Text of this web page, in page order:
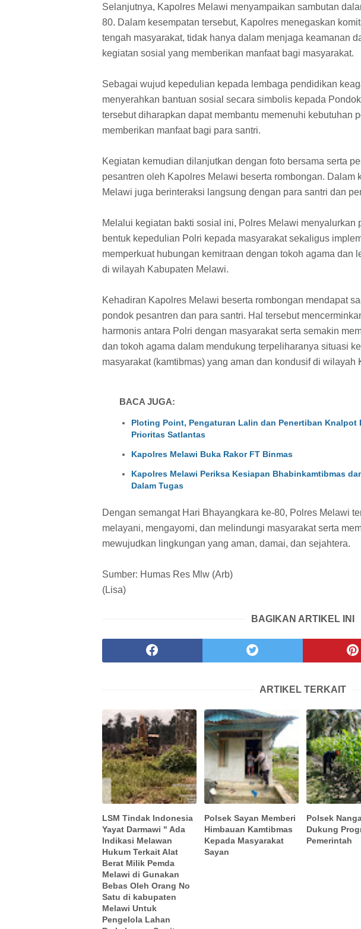
Selanjutnya, Kapolres Melawi menyampaikan sambutan
80. Dalam kesempatan tersebut, Kapolres menegaskan
tengah masyarakat, tidak hanya dalam menjaga keamanan
kegiatan sosial yang memberikan manfaat bagi masyarakat.
Sebagai wujud kepedulian kepada lembaga pendidikan
menyerahkan bantuan sosial secara simbolis kepada
tersebut diharapkan dapat membantu memenuhi kebutuhan
memberikan manfaat bagi para santri.
Kegiatan kemudian dilanjutkan dengan foto bersama serta
pesantren oleh Kapolres Melawi beserta rombongan. Dalam
Melawi juga berinteraksi langsung dengan para santri dan
Melalui kegiatan bakti sosial ini, Polres Melawi menyalurkan
bentuk kepedulian Polri kepada masyarakat sekaligus
memperkuat hubungan kemitraan dengan tokoh agama dan
di wilayah Kabupaten Melawi.
Kehadiran Kapolres Melawi beserta rombongan mendapat
pondok pesantren dan para santri. Hal tersebut
harmonis antara Polri dengan masyarakat serta semakin
dan tokoh agama dalam mendukung terpeliharanya situasi
masyarakat (kamtibmas) yang aman dan kondusif di wilayah
BACA JUGA:
Ploting Point, Pengaturan Lalin dan Penertiban Knalpot
Prioritas Satlantas
Kapolres Melawi Buka Rakor FT Binmas
Kapolres Melawi Periksa Kesiapan Bhabinkamtibmas
Dalam Tugas
Dengan semangat Hari Bhayangkara ke-80, Polres Melawi
melayani, mengayomi, dan melindungi masyarakat serta
mewujudkan lingkungan yang aman, damai, dan sejahtera.
Sumber: Humas Res Mlw (Arb)
(Lisa)
BAGIKAN ARTIKEL INI
ARTIKEL TERKAIT
LSM Tindak Indonesia
Yayat Darmawi " Ada
Indikasi Melawan
Hukum Terkait Alat
Berat Milik Pemda
Melawi di Gunakan
Bebas Oleh Orang No
Satu di kabupaten
Melawi Untuk
Pengelola Lahan
Polsek Sayan Memberi
Himbauan Kamtibmas
Kepada Masyarakat
Sayan
Polsek
Dukung
Pemerintah